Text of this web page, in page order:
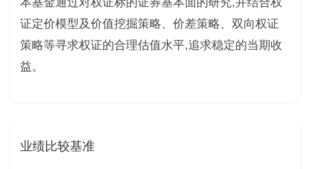
证定价模型及价值挖掘策略、价差策略、双向权证
策略等寻求权证的合理估值水平,追求稳定的当期收
益。
业绩比较基准